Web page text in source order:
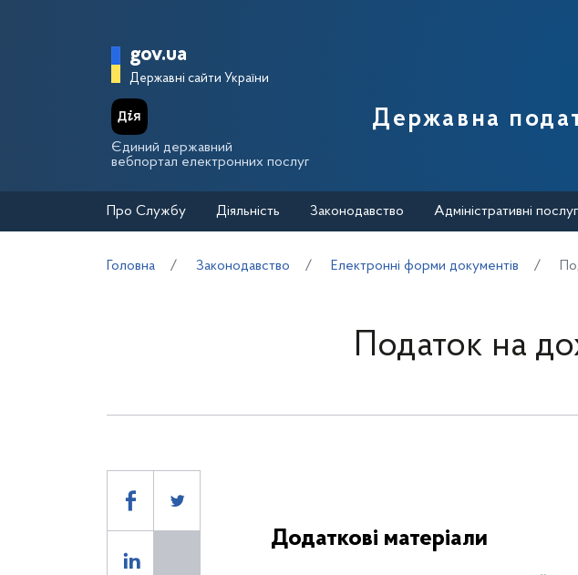
Головна сторінка Державної
gov.ua
Державні сайти України
Єдиний державний
вебпортал електронних послуг
Державна
Про Службу Діяльність Законодавство Адміністративні
Головна Законодавство Електронні форми документів
Податок на
Додаткові матеріали